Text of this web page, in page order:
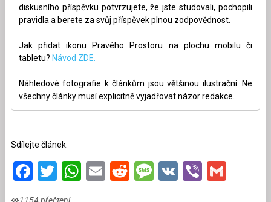
diskusního příspěvku potvrzujete, že jste studovali, pochopili
pravidla a berete za svůj příspěvek plnou zodpovědnost.
Jak přidat ikonu Pravého Prostoru na plochu mobilu či
tabletu? Návod ZDE.
Náhledové fotografie k článkům jsou většinou ilustrační. Ne
všechny články musí explicitně vyjadřovat názor redakce.
Sdílejte článek:
Facebook
Twitter
WhatsApp
EmailRedditMessage
VKViber
1154 přečtení